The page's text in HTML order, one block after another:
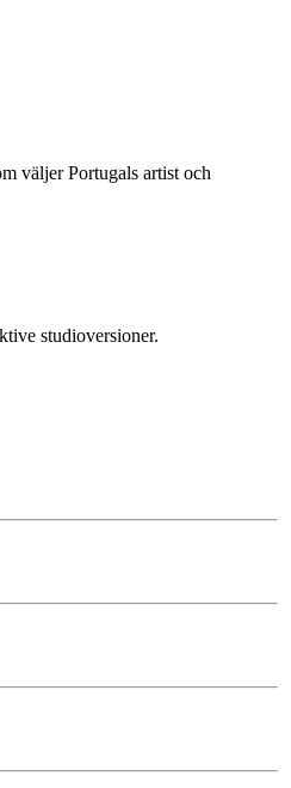
väljer Portugals artist och
studioversioner.